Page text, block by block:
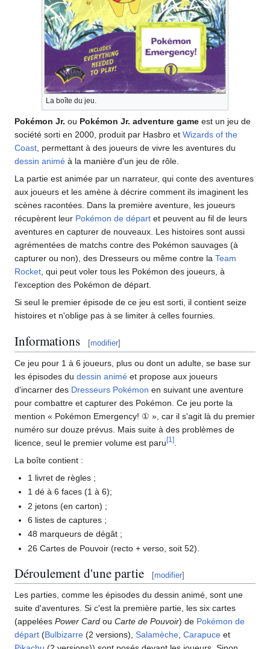
La boîte du jeu.
Pokémon Jr. ou Pokémon Jr. adventure game est un jeu de
société sorti en 2000, produit par Hasbro et Wizards of the
Coast , permettant à des joueurs de vivre les aventures du
dessin animé à la manière d'un jeu de rôle.
La partie est animée par un narrateur, qui conte des aventures
aux joueurs et les amène à décrire comment ils imaginent les
scènes racontées. Dans la première aventure, les joueurs
récupèrent leur Pokémon de départ et peuvent au fil de leurs
aventures en capturer de nouveaux. Les histoires sont aussi
agrémentées de matchs contre des Pokémon sauvages (à
capturer ou non), des Dresseurs ou même contre la Team
Rocket , qui peut voler tous les Pokémon des joueurs, à
l'exception des Pokémon de départ.
Si seul le premier épisode de ce jeu est sorti, il contient seize
histoires et n'oblige pas à se limiter à celles fournies.
Informations [modifier]
Ce jeu pour 1 à 6 joueurs, plus ou dont un adulte, se base sur
les épisodes du dessin animé et propose aux joueurs
d'incarner des Dresseurs Pokémon en suivant une aventure
pour combattre et capturer des Pokémon. Ce jeu porte la
mention « Pokémon Emergency! ① », car il s'agit là du premier
numéro sur douze prévus. Mais suite à des problèmes de
licence, seul le premier volume est paru [1 ]
La boîte contient :
1 livret de règles ;
1 dé à 6 faces (1 à 6);
2 jetons (en carton) ;
6 listes de captures ;
48 marqueurs de dégât ;
26 Cartes de Pouvoir (recto + verso, soit 52).
Déroulement d'une partie [modifier]
Les parties, comme les épisodes du dessin animé, sont une
suite d'aventures. Si c'est la première partie, les six cartes
(appelées Power Card ou Carte de Pouvoir) de Pokémon de
départ (Bulbizarre (2 versions), Salamèche Carapuce et